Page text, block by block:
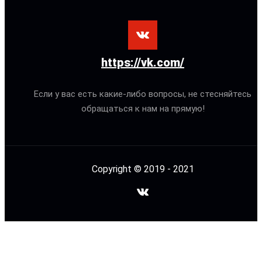
https://vk.com/
Если у вас есть какие-либо вопросы, не стесняйтесь
обращаться к нам на прямую!
Copyright © 2019 - 2021